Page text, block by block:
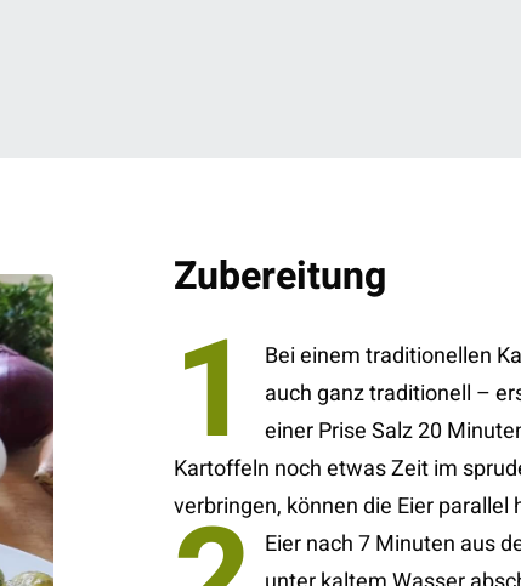
Zubereitung
1
Bei einem traditionellen
auch ganz traditionell –
einer Prise Salz 20
Kartoffeln noch etwas Zeit im
verbringen, können die Eier
Eier nach 7 Minuten aus